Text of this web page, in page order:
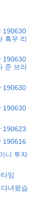
190630
흑우 리
190630
준 브라
190630
190630
190623
190616
니 투자
임
녀왔습